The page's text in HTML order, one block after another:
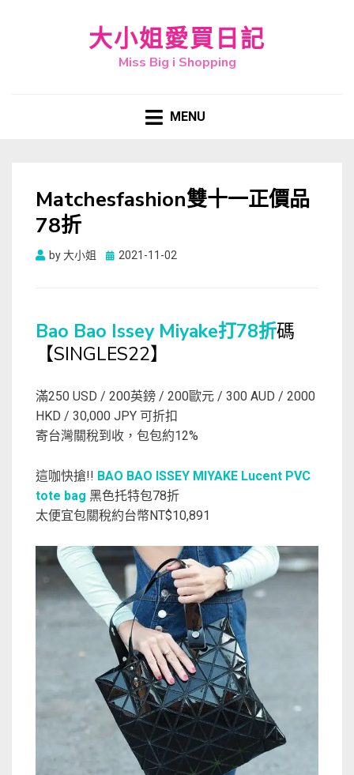
大小姐愛買日記
Miss Big i Shopping
MENU
Matchesfashion雙十一正價品
78折
by大小姐
Posted
2021-11-02
Bao Bao Issey Miyake打78折碼
【SINGLES22】
滿250 USD / 200英鎊 / 200歐元 / 300 AUD / 2000
HKD / 30,000 JPY 可折扣
寄台灣關稅到收，包包約12%
這咖快搶!! BAO BAO ISSEY MIYAKE Lucent PVC
tote bag 黑色托特包78折
太便宜包關稅約台幣NT$10,891